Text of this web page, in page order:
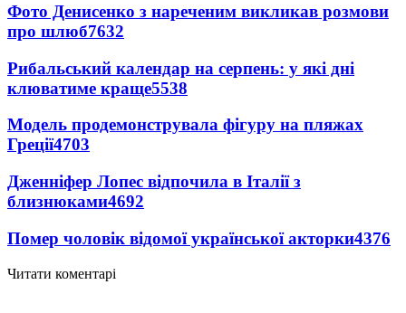
Фото Денисенко з нареченим викликав розмови
про шлюб7632
Рибальський календар на серпень: у які дні
клюватиме краще5538
Модель продемонструвала фігуру на пляжах
Греції4703
Дженніфер Лопес відпочила в Італії з
близнюками4692
Помер чоловік відомої української акторки4376
Читати коментарі